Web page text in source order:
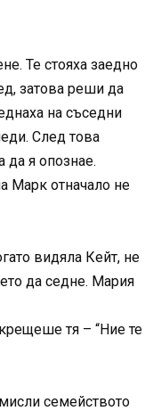
Те стояха заедно
затова реши да
на съседни
След това
да я опознае.
Марк отначало не
видяла Кейт, не
да седне. Мария
тя – “Ние те
семейството